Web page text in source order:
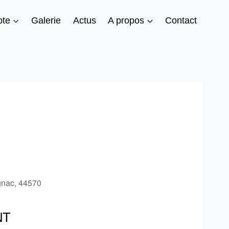
Galerie Actus A propos Contact
44570